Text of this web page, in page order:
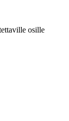
osille